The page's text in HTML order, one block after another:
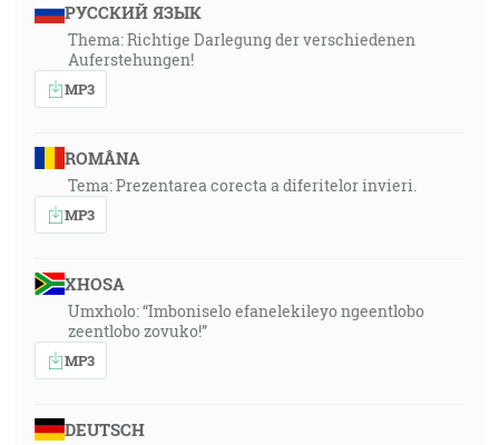
РУССКИЙ ЯЗЫК
Thema: Richtige Darlegung der verschiedenen
Auferstehungen!
MP3
ROMÂNA
Tema: Prezentarea corecta a diferitelor invieri.
MP3
XHOSA
Umxholo: “Imboniselo efanelekileyo ngeentlobo
zeentlobo zovuko!”
MP3
DEUTSCH